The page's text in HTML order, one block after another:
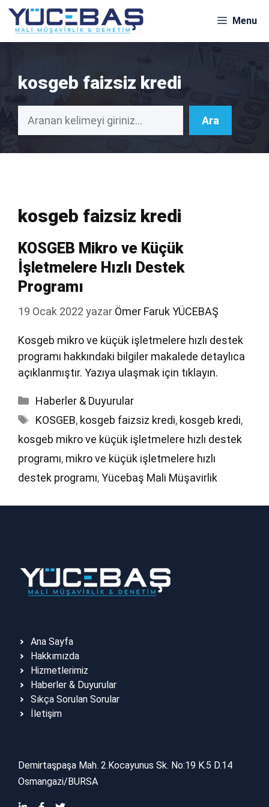
İçeriğe
atla
Menu
kosgeb faizsiz kredi
Ara
kosgeb faizsiz kredi
KOSGEB Mikro ve Küçük
İşletmelere Hızlı Destek
Programı
19 Ocak 2022 yazar Ömer Faruk YÜCEBAŞ
Kosgeb mikro ve küçük işletmelere hızlı destek
programı hakkındaki bilgiler makalede detaylıca
açıklanmıştır. Yazıya ulaşmak için tıklayın.
Kategoriler
Haberler & Duyurular
Etiketler
KOSGEB, kosgeb faizsiz kredi, kosgeb kredi,
kosgeb mikro ve küçük işletmelere hızlı destek
programı, mikro ve küçük işletmelere hızlı
destek programı,Yücebaş Mali Müşavirlik
Ana Sayfa
Hakkımızda
Hizmetlerimiz
Haberler & Duyurular
Sıkça Sorulan Sorular
İletişim
Demirtaşpaşa Mah. 2.Kocayunus Sk. No:19 K.5 D.14
Osmangazi/BURSA